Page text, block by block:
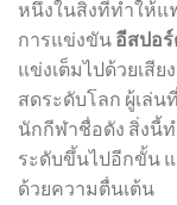
หนึ่งในสิ่งที่ทำให้แ
การแข่งขัน อีสปอ
แข่งเต็มไปด้วยเสี
สดระดับโลก ผู้เล่
นักกีฬาชื่อดัง สิ่งนี้
ระดับขึ้นไปอีกขั้น
ด้วยความตื่นเต้น